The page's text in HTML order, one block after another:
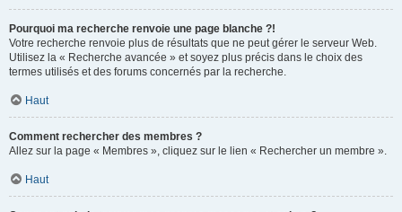
Pourquoi ma recherche renvoie une page blanche ?!
Votre recherche renvoie plus de résultats que ne peut gérer le serveur Web.
Utilisez la « Recherche avancée » et soyez plus précis dans le choix des
termes utilisés et des forums concernés par la recherche.
Haut
Comment rechercher des membres ?
Allez sur la page « Membres », cliquez sur le lien « Rechercher un membre ».
Haut